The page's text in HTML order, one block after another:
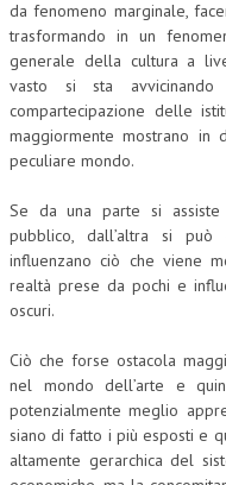
da fenomeno marginale,
trasformando in un
generale della cultura a
vasto si sta
compartecipazione delle
maggiormente mostrano in
peculiare mondo.
Se da una parte si
pubblico, dall’altra si
influenzano ciò che viene
realtà prese da pochi e
oscuri.
Ciò che forse ostacola
nel mondo dell’arte e
potenzialmente meglio
siano di fatto i più esposti e
altamente gerarchica del